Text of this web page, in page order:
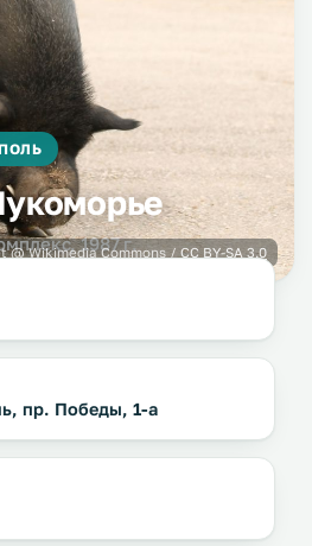
1987 г.
@ Wikimedia Commons / CC BY-SA 3.0
пр. Победы, 1-а